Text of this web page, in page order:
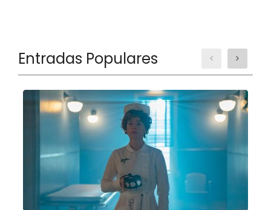
Entradas Populares